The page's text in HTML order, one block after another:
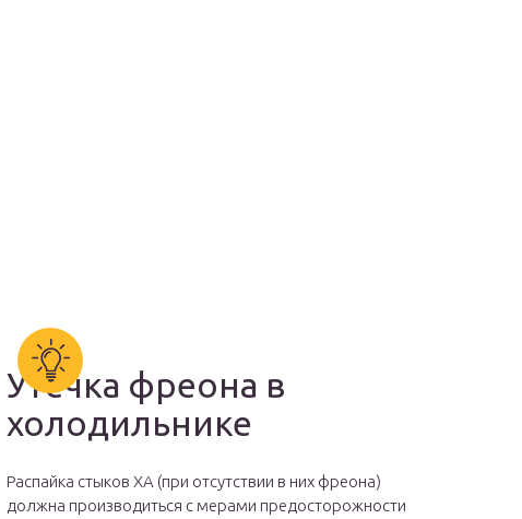
Утечка фреона в
холодильнике
Распайка стыков ХА (при отсутствии в них фреона)
должна производиться с мерами предосторожности